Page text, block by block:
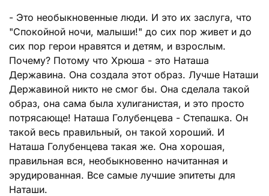
- Это необыкновенные люди. И это их заслуга, что
"Спокойной ночи, малыши!" до сих пор живет и до
сих пор герои нравятся и детям, и взрослым.
Почему? Потому что Хрюша - это Наташа
Державина. Она создала этот образ. Лучше Наташи
Державиной никто не смог бы. Она сделала такой
образ, она сама была хулиганистая, и это просто
потрясающе! Наташа Голубенцева - Степашка. Он
такой весь правильный, он такой хороший. И
Наташа Голубенцева такая же. Она хорошая,
правильная вся, необыкновенно начитанная и
эрудированная. Все самые лучшие эпитеты для
Наташи.